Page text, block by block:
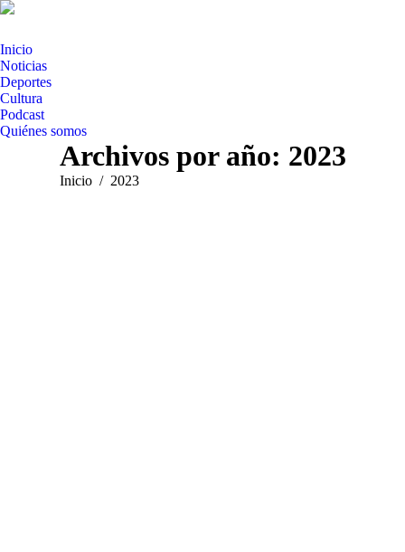
Inicio
Noticias
Deportes
Cultura
Podcast
Quiénes somos
Archivos por año: 2023
Estás aquí:
Inicio 2023